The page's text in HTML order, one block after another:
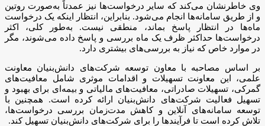
وی خاطرنشان می‌کند که سایر درخواست‌ها نیز عمدتاً به‌صورت روتین
و از طریق سامانه‌ها انجام می‌شود. بنابراین، انتظار اینکه یک درخواست
ماه‌ها در انتظار پاسخ بماند، منطقی نیست. به‌طور کلی، اکثر
درخواست‌ها حداکثر ظرف یک ماه بررسی و پاسخ داده می‌شوند، مگر
در موارد خاص که نیاز به بررسی‌های بیشتری دارد.
بر اساس مصاحبه با معاون توسعه شرکت‌های دانش‌بنیان معاونت
علمی، این معاونت تسهیلات و اقدامات موثری شامل معافیت‌های
گمرکی، تسهیلات صادراتی، معافیت‌های مالیاتی و بیمه‌ای برای بهبود و
تسهیل فعالیت شرکت‌های دانش‌بنیان ارائه کرده است. همچنین با
توسعه سامانه‌های آنلاین و کاهش مدت‌زمان بررسی درخواست‌ها،
تلاش کرده است تا فرآیند‌ها را برای شرکت‌های دانش‌بنیان تسهیل کند.